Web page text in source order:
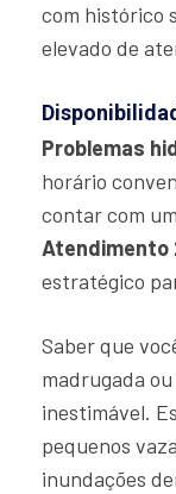
com histórico
elevado de
Problemas
horário
contar com
Atendimento
estratégico
Saber que
madrugada
inestimável.
pequenos
inundações